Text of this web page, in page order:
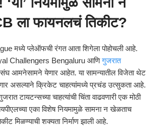
ला फायनलचं तिकीट?
मध्ये प्लेऑफची रंगत आता शिगेला पोहोचली आहे.
Challengers Bengaluru आणिगुजरात
आमनेसामने येणार आहेत. या सामन्यातील विजेता थेट
असल्याने क्रिकेट चाहत्यांमध्ये प्रचंड उत्सुकता आहे.
टायटन्सच्या चाहत्यांची चिंता वाढवणारी एक मोठी
एका विशेष नियमामुळे सामना न खेळताच
मिळण्याची शक्यता निर्माण झाली आहे.